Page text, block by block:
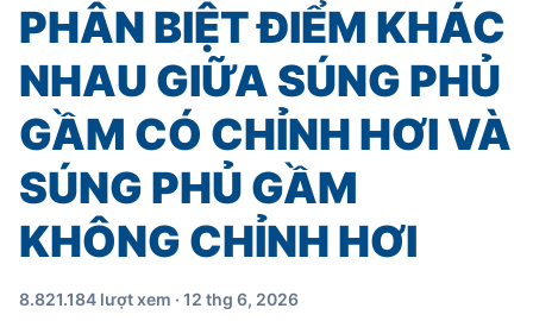
PHÂN BIỆT ĐIỂM KHÁC
NHAU GIỮA SÚNG PHỦ
GẦM CÓ CHỈNH HƠI VÀ
SÚNG PHỦ GẦM
KHÔNG CHỈNH HƠI
8.821.184 lượt xem · 12 thg 6, 2026